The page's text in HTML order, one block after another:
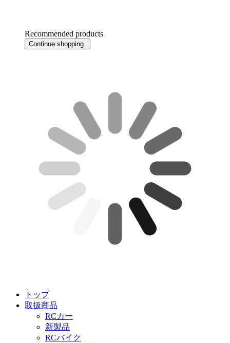
Recommended products
Continue shopping
トップ
取扱商品
RCカー
新製品
RCバイク